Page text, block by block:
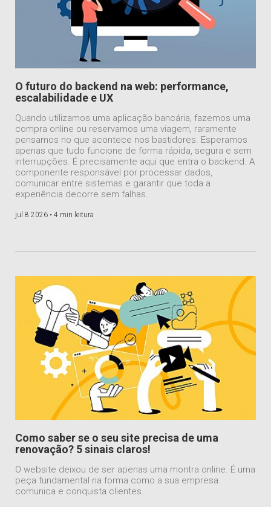
O futuro do backend na web: performance,
escalabilidade e UX
Quando utilizamos uma aplicação bancária, fazemos uma
compra online ou reservamos uma viagem, raramente
pensamos no que acontece nos bastidores. Esperamos
apenas que tudo funcione de forma rápida, segura e sem
interrupções. É precisamente aqui que entra o backend. A
componente responsável por processar dados,
comunicar entre sistemas e garantir que toda a
experiência decorre sem falhas.
jul 8 2026 • 4 min leitura
Como saber se o seu site precisa de uma
renovação? 5 sinais claros!
O website deixou de ser apenas uma montra online. É uma
peça fundamental na forma como a sua empresa
comunica e conquista clientes.